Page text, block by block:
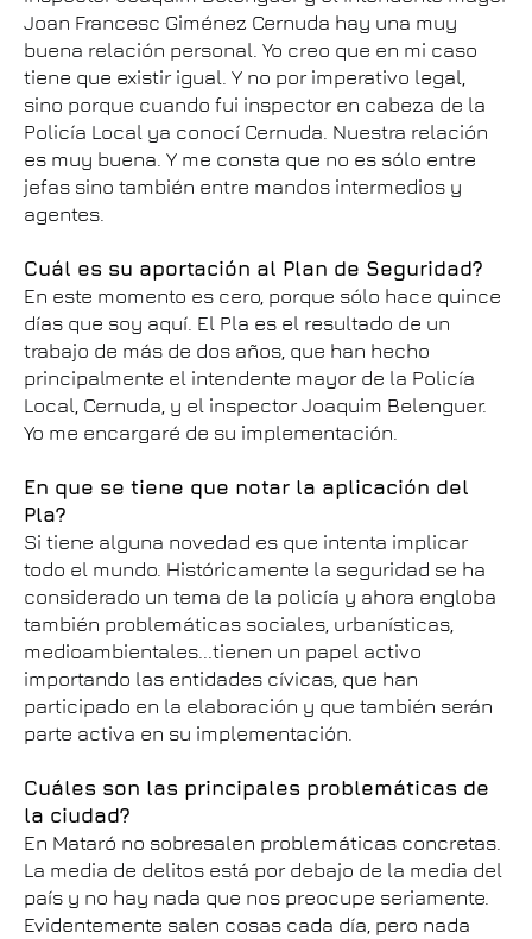
Joan Francesc Giménez Cernuda hay una muy
buena relación personal. Yo creo que en mi caso
tiene que existir igual. Y no por imperativo legal,
sino porque cuando fui inspector en cabeza de la
Policía Local ya conocí Cernuda. Nuestra relación
es muy buena. Y me consta que no es sólo entre
jefas sino también entre mandos intermedios y
agentes.
Cuál es su aportación al Plan de Seguridad?
En este momento es cero, porque sólo hace quince
días que soy aquí. El Pla es el resultado de un
trabajo de más de dos años, que han hecho
principalmente el intendente mayor de la Policía
Local, Cernuda, y el inspector Joaquim Belenguer.
Yo me encargaré de su implementación.
En que se tiene que notar la aplicación del
Pla?
Si tiene alguna novedad es que intenta implicar
todo el mundo. Históricamente la seguridad se ha
considerado un tema de la policía y ahora engloba
también problemáticas sociales, urbanísticas,
medioambientales...tienen un papel activo
importando las entidades cívicas, que han
participado en la elaboración y que también serán
parte activa en su implementación.
Cuáles son las principales problemáticas de
la ciudad?
En Mataró no sobresalen problemáticas concretas.
La media de delitos está por debajo de la media del
país y no hay nada que nos preocupe seriamente.
Evidentemente salen cosas cada día, pero nada